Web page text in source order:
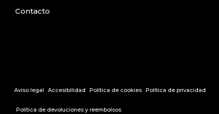
Contacto
Aviso legal Accesibilidad Política de cookies Política de privacidad
Política de devoluciones y reembolsos